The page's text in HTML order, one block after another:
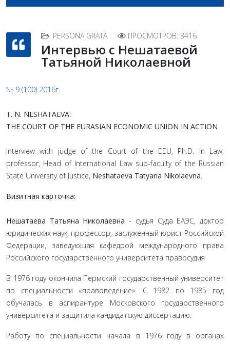
PERSONA GRATA ПРОСМОТРОВ: 3416
Интервью с Нешатаевой
Татьяной Николаевной
№ 9 (100) 2016г.
T. N. NESHATAEVA:
THE COURT OF THE EURASIAN ECONOMIC UNION IN ACTION
Interview with judge of the Court of the EEU, Ph.D. in Law,
professor, Head of International Law sub-faculty of the Russian
State University of Justice, Neshataeva Tatyana Nikolaevna.
Визитная карточка:
Нешатаева Татьяна Николаевна - судья Суда ЕАЭС, доктор
юридических наук, профессор, за­служенный юрист Российской
Федерации, заведующая кафедрой международного права
Российского государственного университета правосудия
В 1976 году окончила Пермский государственный университет
по специальности «правоведе­ние». С 1982 по 1985 год
обучалась в аспирантуре Московского государственного
университета и за­щитила кандидатскую диссертацию.
Работу по специальности начала в 1976 году в органах